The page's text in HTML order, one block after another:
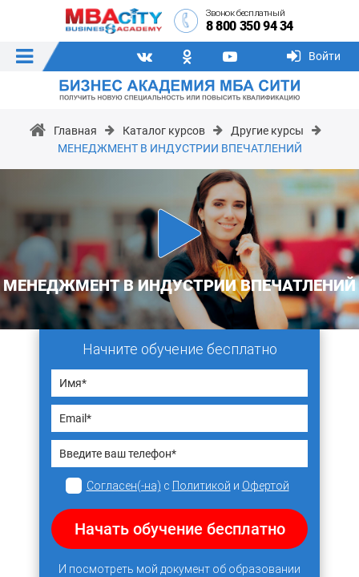
Звонок бесплатный
8 800 350 94 34
Войти
Главная Каталог курсов
Другие курсы
МЕНЕДЖМЕНТ В ИНДУСТРИИ ВПЕЧАТЛЕНИЙ
МЕНЕДЖМЕНТ В ИНДУСТРИИ ВПЕЧАТЛЕНИЙ
Начните обучение бесплатно
Согласен(-на) с Политикой и Офертой
Начать обучение бесплатно
И посмотреть мой документ об образовании